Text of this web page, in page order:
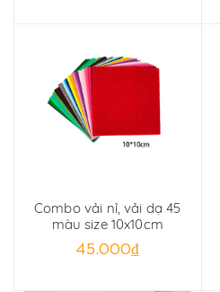
Combo vải nỉ, vải dạ 45
màu size 10x10cm
45.000₫